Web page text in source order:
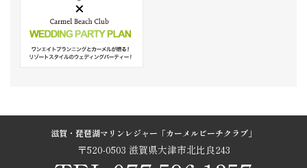
滋賀・琵琶湖マリンレジャー「カーメルビーチクラブ」
〒520-0503 滋賀県大津市北比良243